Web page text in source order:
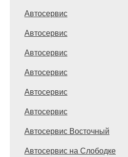
Автосервис
Автосервис
Автосервис
Автосервис
Автосервис
Автосервис
Автосервис Восточный
Автосервис на Слободке